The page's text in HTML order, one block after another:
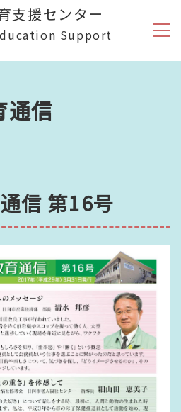
支援センター
Support
通信
信 第16号